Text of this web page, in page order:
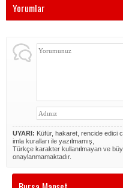
Yorumlar
UYARI: Küfür, hakaret, rencide edici
imla kuralları ile yazılmamış,
Türkçe karakter kullanılmayan ve
onaylanmamaktadır.